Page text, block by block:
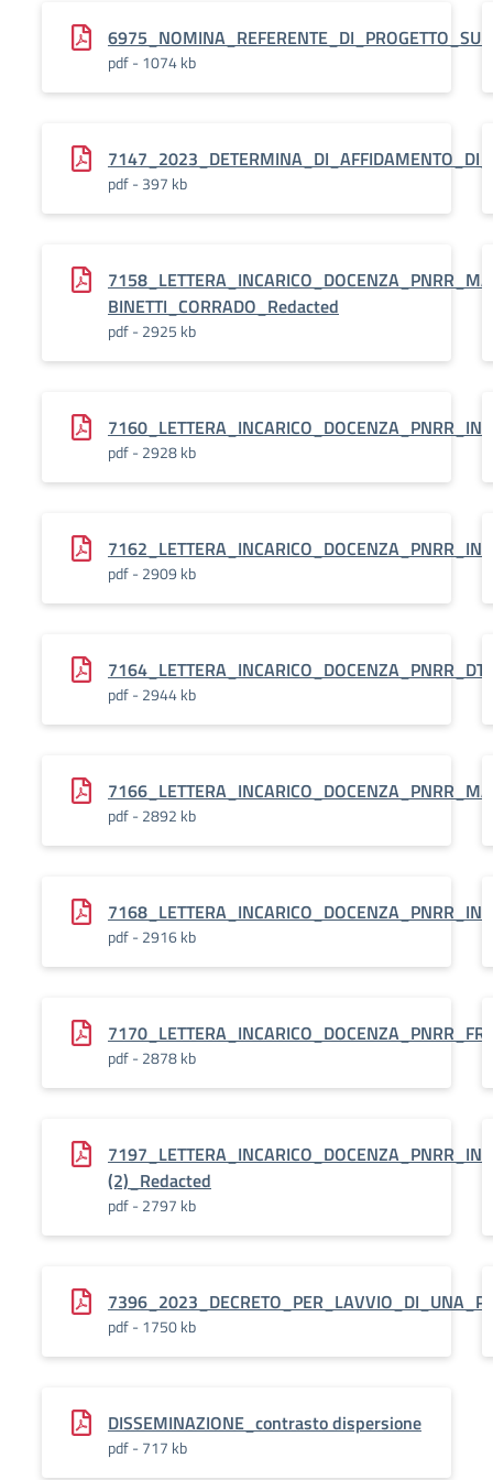
pdf - 1074 kb
pdf - 397 kb
BINETTI_CORRADO_Redacted
pdf - 2925 kb
pdf - 2928 kb
pdf - 2909 kb
pdf - 2944 kb
pdf - 2892 kb
pdf - 2916 kb
pdf - 2878 kb
(2)_Redacted
pdf - 2797 kb
pdf - 1750 kb
DISSEMINAZIONE_contrasto dispersione
pdf - 717 kb